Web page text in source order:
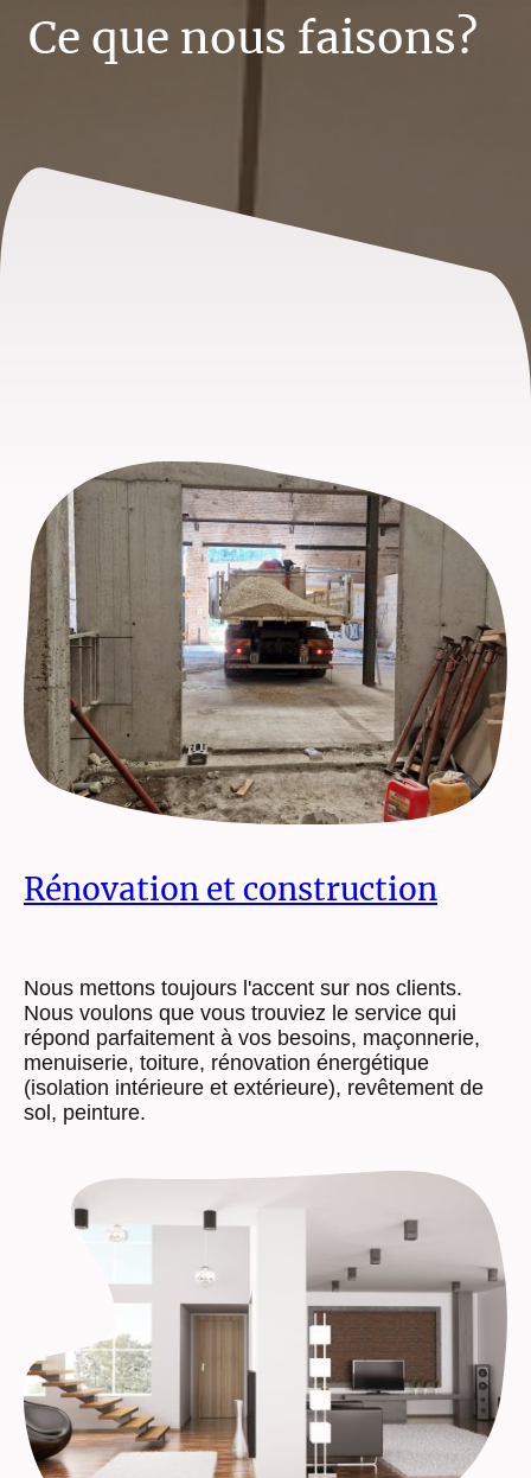
Ce que nous faisons?
Rénovation et construction
Nous mettons toujours l'accent sur nos clients.
Nous voulons que vous trouviez le service qui
répond parfaitement à vos besoins, maçonnerie,
menuiserie, toiture, rénovation énergétique
(isolation intérieure et extérieure), revêtement de
sol, peinture.